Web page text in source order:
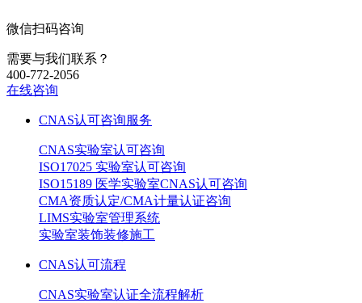
微信扫码咨询
需要与我们联系？
400-772-2056
在线咨询
CNAS认可咨询服务
CNAS实验室认可咨询
ISO17025 实验室认可咨询
ISO15189 医学实验室CNAS认可咨询
CMA资质认定/CMA计量认证咨询
LIMS实验室管理系统
实验室装饰装修施工
CNAS认可流程
CNAS实验室认证全流程解析